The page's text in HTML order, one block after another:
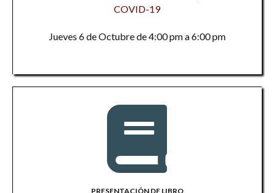
COVID-19
Jueves 6 de Octubre de 4:00 pm a 6:00 pm
PRESENTACIÓN DE LIBRO